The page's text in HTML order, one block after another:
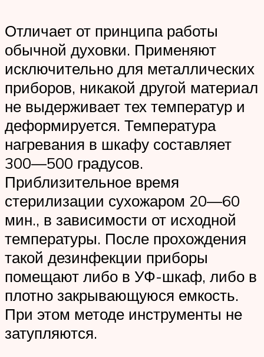
Отличает от принципа работы
обычной духовки. Применяют
исключительно для металлических
приборов, никакой другой материал
не выдерживает тех температур и
деформируется. Температура
нагревания в шкафу составляет
300—500 градусов.
Приблизительное время
стерилизации сухожаром 20—60
мин., в зависимости от исходной
температуры. После прохождения
такой дезинфекции приборы
помещают либо в УФ-шкаф, либо в
плотно закрывающуюся емкость.
При этом методе инструменты не
затупляются.